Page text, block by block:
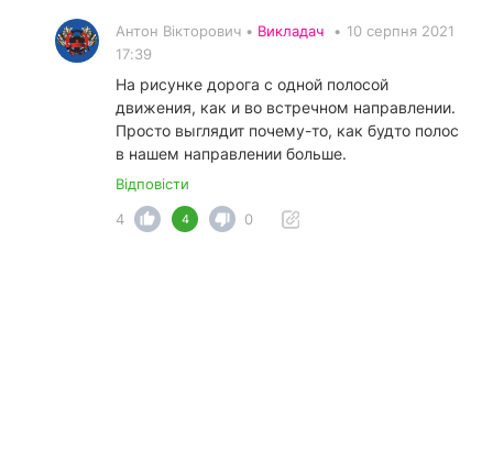
Антон Вікторович • Викладач • 10 серпня 2021
17:39
На рисунке дорога с одной полосой
движения, как и во встречном направлении.
Просто выглядит почему-то, как будто полос
в нашем направлении больше.
Відповісти
4
4 0